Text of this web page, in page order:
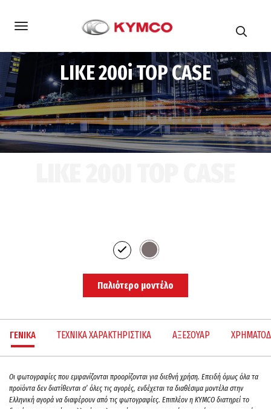
LIKE 200i TOP CASE
Παλιότερο μοντέλο
ΓΕΝΙΚΑ ΤΕΧΝΙΚΑ ΧΑΡΑΚΤΗΡΙΣΤΙΚΑ ΑΞΕΣΟΥΑΡ
Oι φωτογραφίες που εμφανίζονται προορίζονται για διεθνή χρήση. Επειδή όμως όλα τα
προϊόντα δεν διατίθενται σ’ όλες τις αγορές, ενδέχεται τα διαθέσιμα μοντέλα στην
Ελληνική αγορά να διαφέρουν από τις φωτογραφίες. Επιπλέον η KYMCO διατηρεί το